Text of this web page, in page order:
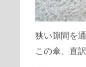
狭い隙間を
この傘、直